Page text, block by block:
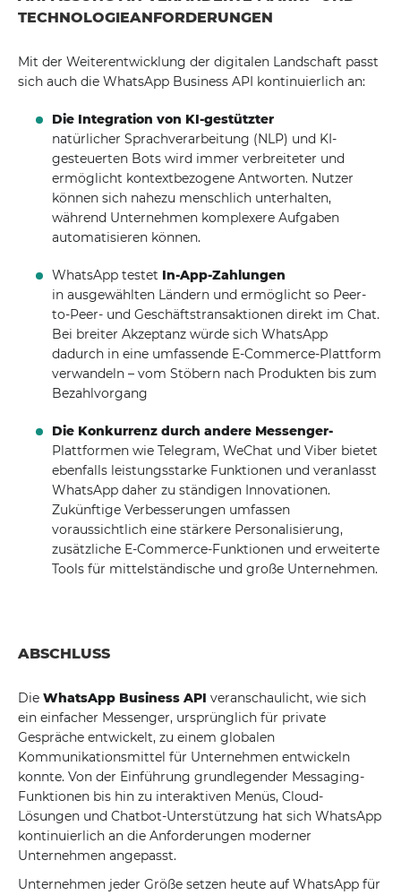
TECHNOLOGIEANFORDERUNGEN
Mit der Weiterentwicklung der digitalen Landschaft passt
sich auch die WhatsApp Business API kontinuierlich an:
Die Integration von KI-gestützter
natürlicher Sprachverarbeitung (NLP) und KI-
gesteuerten Bots wird immer verbreiteter und
ermöglicht kontextbezogene Antworten. Nutzer
können sich nahezu menschlich unterhalten,
während Unternehmen komplexere Aufgaben
automatisieren können.
WhatsApp testet In-App-Zahlungen
in ausgewählten Ländern und ermöglicht so Peer-
to-Peer- und Geschäftstransaktionen direkt im Chat.
Bei breiter Akzeptanz würde sich WhatsApp
dadurch in eine umfassende E-Commerce-Plattform
verwandeln – vom Stöbern nach Produkten bis zum
Bezahlvorgang
Die Konkurrenz durch andere Messenger-
Plattformen wie Telegram, WeChat und Viber bietet
ebenfalls leistungsstarke Funktionen und veranlasst
WhatsApp daher zu ständigen Innovationen.
Zukünftige Verbesserungen umfassen
voraussichtlich eine stärkere Personalisierung,
zusätzliche E-Commerce-Funktionen und erweiterte
Tools für mittelständische und große Unternehmen.
ABSCHLUSS
Die WhatsApp Business API veranschaulicht, wie sich
ein einfacher Messenger, ursprünglich für private
Gespräche entwickelt, zu einem globalen
Kommunikationsmittel für Unternehmen entwickeln
konnte. Von der Einführung grundlegender Messaging-
Funktionen bis hin zu interaktiven Menüs, Cloud-
Lösungen und Chatbot-Unterstützung hat sich WhatsApp
kontinuierlich an die Anforderungen moderner
Unternehmen angepasst.
Unternehmen jeder Größe setzen heute auf WhatsApp für